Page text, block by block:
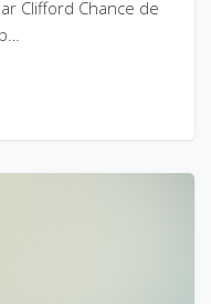
Clifford Chance de